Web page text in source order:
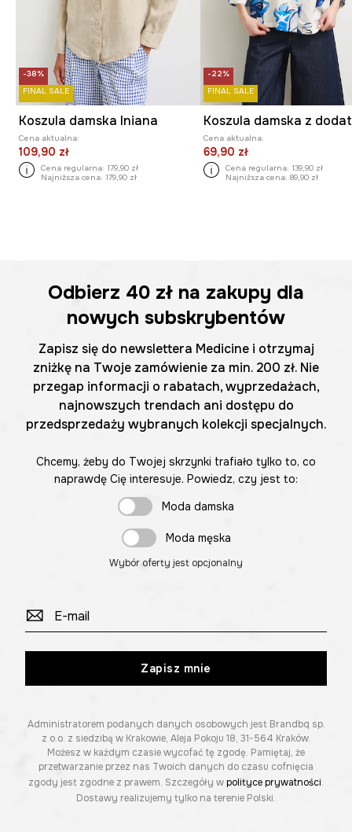
-38%
FINAL SALE
Koszula damska lniana
Cena aktualna:
109,90 zł
Cena regularna: 179,90 zł
Najniższa cena: 179,90 zł
-22%
FINAL SALE
Cena aktualna:
69,90 zł
Cena regularna: 139,90 zł
Najniższa cena: 89,90 zł
Odbierz 40 zł na zakupy dla
nowych subskrybentów
Zapisz się do newslettera Medicine i otrzymaj
zniżkę na Twoje zamówienie za min. 200 zł. Nie
przegap informacji o rabatach, wyprzedażach,
najnowszych trendach ani dostępu do
przedsprzedaży wybranych kolekcji specjalnych.
Chcemy, żeby do Twojej skrzynki trafiało tylko to, co
naprawdę Cię interesuje. Powiedz, czy jest to:
Moda damska
Moda męska
Wybór oferty jest opcjonalny
Zapisz mnie
Administratorem podanych danych osobowych jest Brandbq sp.
z o.o. z siedzibą w Krakowie, Aleja Pokoju 18, 31-564 Kraków.
Możesz w każdym czasie wycofać tę zgodę. Pamiętaj, że
przetwarzanie przez nas Twoich danych do czasu cofnięcia
zgody jest zgodne z prawem. Szczegóły wpolityce prywatności.
Dostawy realizujemy tylko na terenie Polski.